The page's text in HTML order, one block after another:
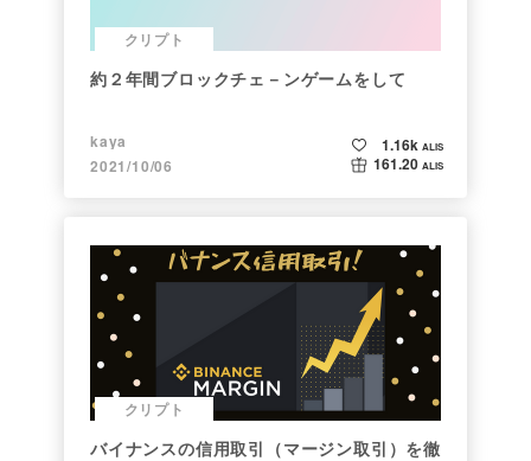
クリプト
約２年間ブロックチェ－ンゲームをして
kaya
2021/10/06
1.16k ALIS
161.20 ALIS
クリプト
バイナンスの信用取引（マージン取引）を徹